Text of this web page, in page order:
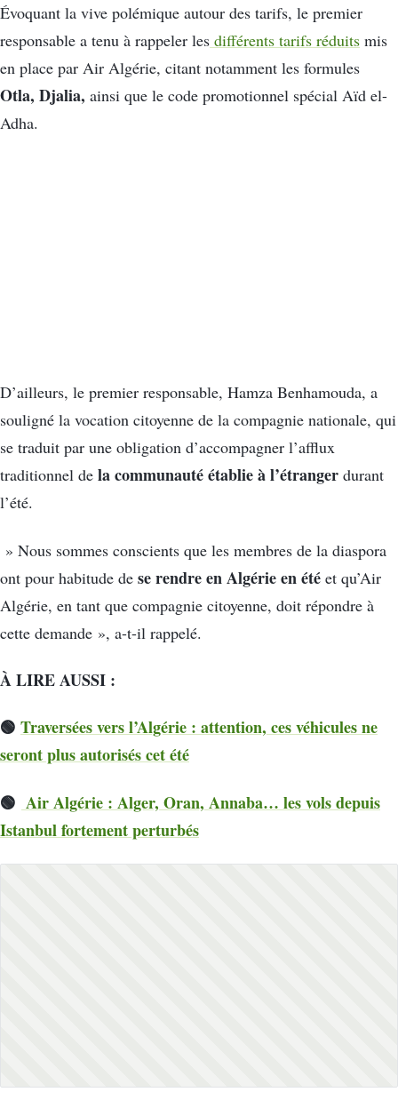
Évoquant la vive polémique autour des tarifs, le premier
responsable a tenu à rappeler les différents tarifs réduits mis
en place par Air Algérie, citant notamment les formules
Otla, Djalia, ainsi que le code promotionnel spécial Aïd el-
Adha.
D’ailleurs, le premier responsable, Hamza Benhamouda, a
souligné la vocation citoyenne de la compagnie nationale, qui
se traduit par une obligation d’accompagner l’afflux
traditionnel de la communauté établie à l’étranger durant
l’été.
» Nous sommes conscients que les membres de la diaspora
ont pour habitude de se rendre en Algérie en été et qu’Air
Algérie, en tant que compagnie citoyenne, doit répondre à
cette demande », a-t-il rappelé.
À LIRE AUSSI :
🟢 Traversées vers l’Algérie : attention, ces véhicules ne
seront plus autorisés cet été
🟢 Air Algérie : Alger, Oran, Annaba… les vols depuis
Istanbul fortement perturbés